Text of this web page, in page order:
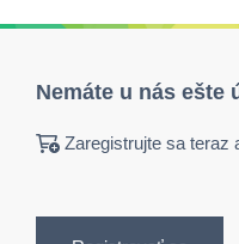
Nemáte u nás ešte
Zaregistrujte sa teraz